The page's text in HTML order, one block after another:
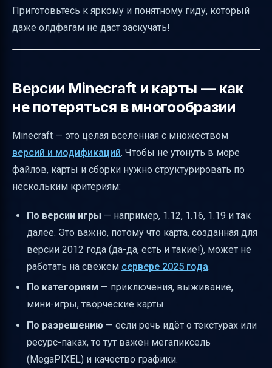
нарушить закон
Альтернативы загрузке карт
Как загрузить карту на сервер через SFTP
Распространённые ошибки и как их
избежать
Термины для новичков
Итоговая таблица: основные шаги по
скачиванию и установке карты
Приготовьтесь к яркому и понятному гиду, который
даже олдфагам не даст заскучать!
Версии Minecraft и карты — как
не потеряться в многообразии
Minecraft — это целая вселенная с множеством
версий и модификаций. Чтобы не утонуть в море
файлов, карты и сборки нужно структурировать по
нескольким критериям:
По версии игры — например, 1.12, 1.16, 1.19 и так
далее. Это важно, потому что карта, созданная для
версии 2012 года (да-да, есть и такие!), может не
работать на свежем сервере 2025 года.
По категориям — приключения, выживание,
мини-игры, творческие карты.
По разрешению — если речь идёт о текстурах или
ресурс-паках, то тут важен мегапиксель
(MegaPIXEL) и качество графики.